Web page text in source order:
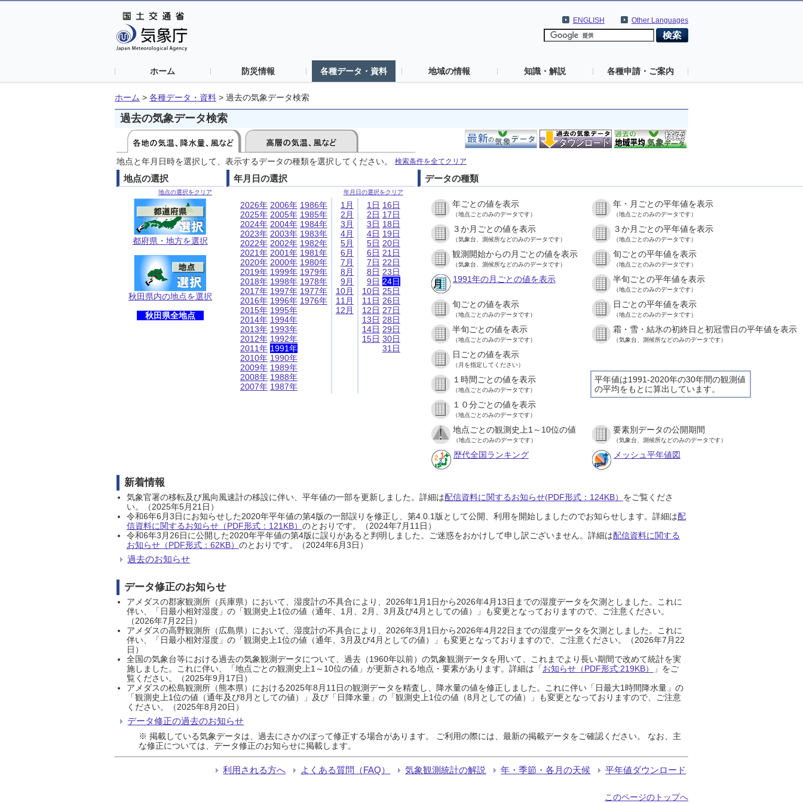
Other Languages
ENGLISH
ホーム 防災情報 各種データ・資料 地域の情報 知識・解説 各種申請・ご案内
ホーム > 各種データ・資料 > 過去の気象データ検索
過去の気象データ検索
地点と年月日時を選択して、表示するデータの種類を選択してください。 検索条件を全てクリア
地点の選択
地点の選択をクリア
都府県・地方を選択
秋田県内の地点を選択
秋田県全地点
年月日の選択
年月日の選択をクリア
2026年
2025年
2024年
2023年
2022年
2021年
2020年
2019年
2018年
2017年
2016年
2015年
2014年
2013年
2012年
2011年
2010年
2009年
2008年
2007年
2006年
2005年
2004年
2003年
2002年
2001年
2000年
1999年
1998年
1997年
1996年
1995年
1994年
1993年
1992年
1991年
1990年
1989年
1988年
1987年
1986年
1985年
1984年
1983年
1982年
1981年
1980年
1979年
1978年
1977年
1976年
1月
2月
3月
4月
5月
6月
7月
8月
9月
10月
11月
12月
1日
2日
3日
4日
5日
6日
7日
8日
9日
10日
11日
12日
13日
14日
15日
16日
17日
18日
19日
20日
21日
22日
23日
24日
25日
26日
27日
28日
29日
30日
31日
データの種類
年ごとの値を表示
（地点ごとのみのデータです）
年・月ごとの平年値を表示
（地点ごとのみのデータです）
３か月ごとの値を表示
（気象台、測候所などのみのデータです）
３か月ごとの平年値を表示
（地点ごとのみのデータです）
観測開始からの月ごとの値を表示
（気象台、測候所などのみのデータです）
旬ごとの平年値を表示
（地点ごとのみのデータです）
1991年の月ごとの値を表示 半旬ごとの平年値を表示
（地点ごとのみのデータです）
旬ごとの値を表示
（地点ごとのみのデータです）
日ごとの平年値を表示
（地点ごとのみのデータです）
半旬ごとの値を表示
（地点ごとのみのデータです）
霜・雪・結氷の初終日と初冠雪日の平年値を表示
（気象台、測候所などのみのデータです）
日ごとの値を表示
（月を指定してください）
平年値は1991-2020年の30年間の観測値
の平均をもとに算出しています。
１時間ごとの値を表示
（地点ごとのみのデータです）
１０分ごとの値を表示
（地点ごとのみのデータです）
地点ごとの観測史上1～10位の値
（地点ごとのみのデータです）
要素別データの公開期間
（気象台、測候所などのみのデータです）
歴代全国ランキング メッシュ平年値図
新着情報
気象官署の移転及び風向風速計の移設に伴い、平年値の一部を更新しました。詳細は配信資料に関するお知らせ(PDF形式：124KB） をご覧くださ
い。（2025年5月21日）
令和6年6月3日にお知らせした2020年平年値の第4版の一部誤りを修正し、第4.0.1版として公開、利用を開始しましたのでお知らせします。詳細は配
信資料に関するお知らせ（PDF形式：121KB） のとおりです。（2024年7月11日）
令和6年3月26日に公開した2020年平年値の第4版に誤りがあると判明しました。ご迷惑をおかけして申し訳ございません。詳細は配信資料に関する
お知らせ（PDF形式：62KB） のとおりです。（2024年6月3日）
過去のお知らせ
データ修正のお知らせ
アメダスの郡家観測所（兵庫県）において、湿度計の不具合により、2026年1月1日から2026年4月13日までの湿度データを欠測としました。これに
伴い、「日最小相対湿度」の「観測史上1位の値（通年、1月、2月、3月及び4月としての値）」も変更となっておりますので、ご注意ください。
（2026年7月22日）
アメダスの高野観測所（広島県）において、湿度計の不具合により、2026年3月1日から2026年4月22日までの湿度データを欠測としました。これに
伴い、「日最小相対湿度」の「観測史上1位の値（通年、3月及び4月としての値）」も変更となっておりますので、ご注意ください。（2026年7月22
日）
全国の気象台等における過去の気象観測データについて、過去（1960年以前）の気象観測データを用いて、これまでより長い期間で改めて統計を実
施しました。これに伴い、「地点ごとの観測史上1～10位の値」が更新される地点・要素があります。詳細は「お知らせ（PDF形式:219KB）
」をご
覧ください。（2025年9月17日）
アメダスの松島観測所（熊本県）における2025年8月11日の観測データを精査し、降水量の値を修正しました。これに伴い「日最大1時間降水量」の
「観測史上1位の値（通年及び8月としての値）」及び「日降水量」の「観測史上1位の値（8月としての値）」も変更となっておりますので、ご注意
ください。（2025年8月20日）
データ修正の過去のお知らせ
※ 掲載している気象データは、過去にさかのぼって修正する場合があります。 ご利用の際には、最新の掲載データをご確認ください。 なお、主
な修正については、データ修正のお知らせに掲載します。
利用される方へ よくある質問（FAQ） 気象観測統計の解説 年・季節・各月の天候 平年値ダウンロード
このページのトップへ